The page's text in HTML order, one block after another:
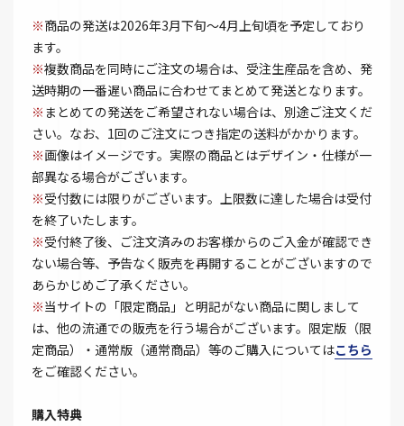
※商品の発送は2026年3月下旬～4月上旬頃を予定しており
ます。
※複数商品を同時にご注文の場合は、受注生産品を含め、発
送時期の一番遅い商品に合わせてまとめて発送となります。
※ まとめての発送をご希望されない場合は、別途ご注文くだ
さい。なお、1回のご注文につき指定の送料がかかります。
※画像はイメージです。実際の商品とはデザイン・仕様が一
部異なる場合がございます。
※受付数には限りがございます。上限数に達した場合は受付
を終了いたします。
※受付終了後、ご注文済みのお客様からのご入金が確認でき
ない場合等、予告なく販売を再開することがございますので
あらかじめご了承ください。
※当サイトの「限定商品」と明記がない商品に関しまして
は、他の流通での販売を行う場合がございます。限定版（限
定商品）・通常版（通常商品）等のご購入についてはこちら
をご確認ください。
購入特典